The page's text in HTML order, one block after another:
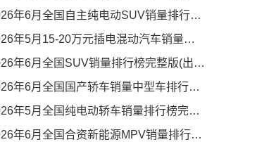
年6月全国自主纯电动SUV销量排行榜完整版(零售量
年5月15-20万元插电混动汽车销量排行榜（零售量）
年6月全国SUV销量排行榜完整版(出口量
年6月全国国产轿车销量中型车排行榜完整版(零售量
年5月全国纯电动轿车销量排行榜完整版(批发量
年6月全国合资新能源MPV销量排行榜完整版(零售量